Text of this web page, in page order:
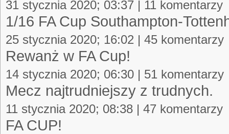
31 stycznia 2020; 03:37 | 11 komentarzy
1/16 FA Cup Southampton-
25 stycznia 2020; 16:02 | 45 komentarzy
Rewanż w FA Cup!
14 stycznia 2020; 06:30 | 51 komentarzy
Mecz najtrudniejszy z trudnych.
11 stycznia 2020; 08:38 | 47 komentarzy
FA CUP!